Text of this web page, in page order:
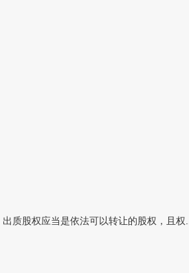
质股权应当是依法可以转让的股权，且权...